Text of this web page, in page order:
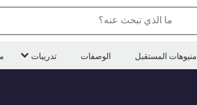
ما الذي تبحث عنه؟
منيوهات المستقبل الوصفات تدريبات